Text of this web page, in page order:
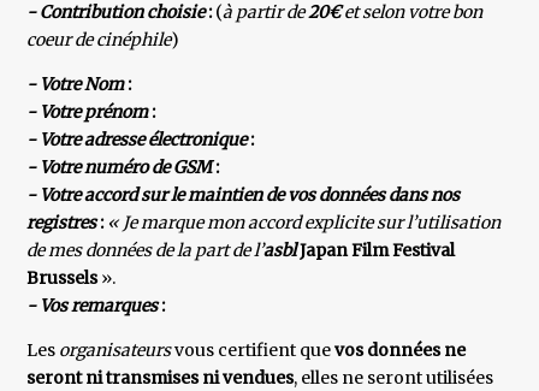
- Contribution choisie:(à partir de20€et selon votre bon
coeur de cinéphile)
- Votre Nom:
- Votre prénom:
- Votre adresse électronique:
- Votre numéro de GSM:
- Votre accord sur le maintien de vos données dans nos
registres: « Je marque mon accord explicite sur l’utilisation
de mes données de la part de l’asblJapan Film Festival
Brussels».
- Vos remarques:
Les organisateursvous certifient quevos données ne
seront ni transmises ni vendues, elles ne seront utilisées